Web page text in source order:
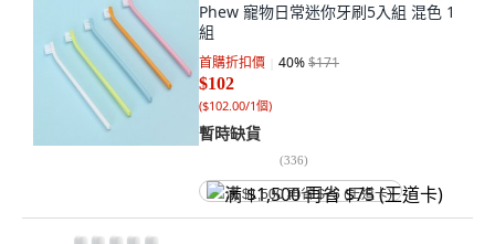
Phew 寵物日常迷你牙刷5入組 混色 1
組
首購折扣價 40%$171
$102
($102.00/1個)
暫時缺貨
(336)
满 $1,500 再省 $75 (王道卡)